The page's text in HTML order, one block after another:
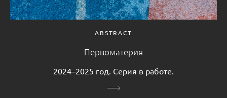
ABSTRACT
Первоматерия
2024–2025 год. Серия в работе.